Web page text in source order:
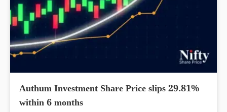
Authum Investment Share Price slips 29.81%
within 6 months